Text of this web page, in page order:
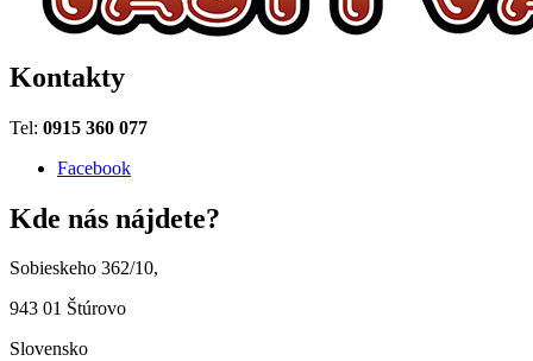
Kontakty
Tel: 0915 360 077
Facebook
Kde nás nájdete?
Sobieskeho 362/10,
943 01 Štúrovo
Slovensko